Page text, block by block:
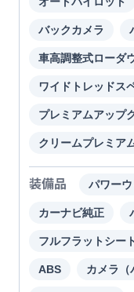
バックカメラ
車高調整式ローダ
ワイドトレッドス
プレミアムアップ
クリームプレミア
装備品 パワー
カーナビ純正
フルフラットシー
ABS カメラ（